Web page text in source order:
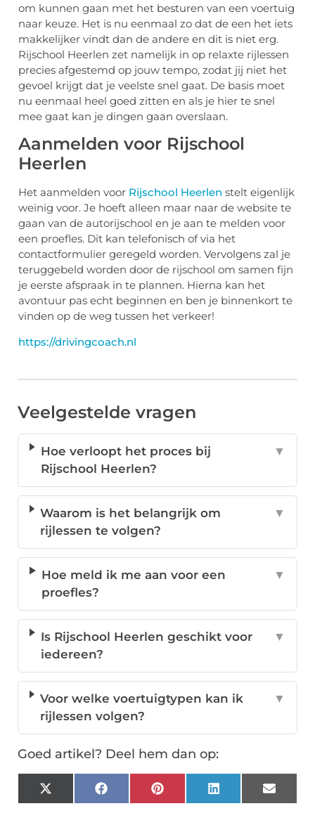
om kunnen gaan met het besturen van een voertuig
naar keuze. Het is nu eenmaal zo dat de een het iets
makkelijker vindt dan de andere en dit is niet erg.
Rijschool Heerlen zet namelijk in op relaxte rijlessen
precies afgestemd op jouw tempo, zodat jij niet het
gevoel krijgt dat je veelste snel gaat. De basis moet
nu eenmaal heel goed zitten en als je hier te snel
mee gaat kan je dingen gaan overslaan.
Aanmelden voor Rijschool
Heerlen
Het aanmelden voor Rijschool Heerlen stelt eigenlijk
weinig voor. Je hoeft alleen maar naar de website te
gaan van de autorijschool en je aan te melden voor
een proefles. Dit kan telefonisch of via het
contactformulier geregeld worden. Vervolgens zal je
teruggebeld worden door de rijschool om samen fijn
je eerste afspraak in te plannen. Hierna kan het
avontuur pas echt beginnen en ben je binnenkort te
vinden op de weg tussen het verkeer!
https://drivingcoach.nl
Veelgestelde vragen
Hoe verloopt het proces bij
Rijschool Heerlen?
▼
Waarom is het belangrijk om
rijlessen te volgen?
▼
Hoe meld ik me aan voor een
proefles?
▼
Is Rijschool Heerlen geschikt voor
iedereen?
▼
Voor welke voertuigtypen kan ik
rijlessen volgen?
▼
Goed artikel? Deel hem dan op:
X
(Twitter)
FacebookPinterestLinkedInEmail